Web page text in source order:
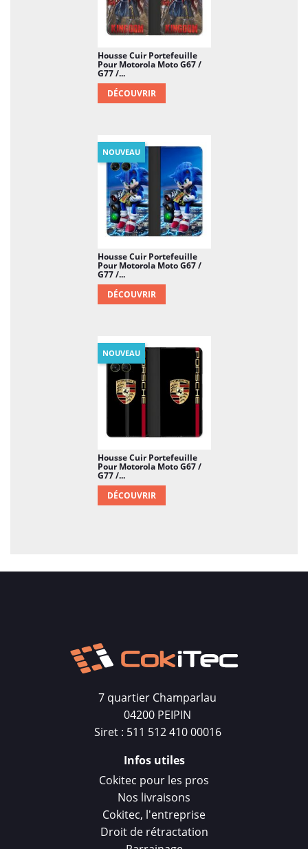
Housse Cuir Portefeuille
Pour Motorola Moto G67 /
G77 /...
DÉCOUVRIR
Housse Cuir Portefeuille
Pour Motorola Moto G67 /
G77 /...
DÉCOUVRIR
NOUVEAU
Housse Cuir Portefeuille
Pour Motorola Moto G67 /
G77 /...
DÉCOUVRIR
NOUVEAU
7 quartier Champarlau
04200 PEIPIN
Siret : 511 512 410 00016
Infos utiles
Cokitec pour les pros
Nos livraisons
Cokitec, l'entreprise
Droit de rétractation